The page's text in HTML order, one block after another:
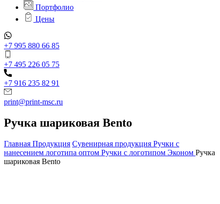
Портфолио
Цены
+7 995 880 66 85
+7 495 226 05 75
+7 916 235 82 91
print@print-msc.ru
Ручка шариковая Bento
Главная Продукция Сувенирная продукция Ручки с
нанесением логотипа оптом Ручки с логотипом Эконом Ручка
шариковая Bento